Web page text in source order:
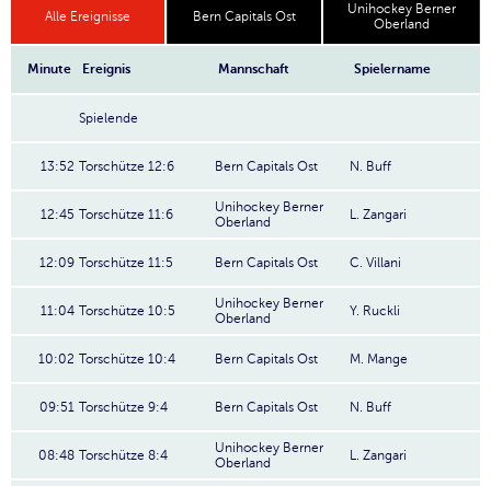
Alle Ereignisse Bern Capitals Ost
Unihockey Berner
Oberland
Minute Ereignis Mannschaft Spielername
Spielende
13:52 Torschütze 12:6 Bern Capitals Ost N. Buff
12:45 Torschütze 11:6
Unihockey Berner
Oberland
L. Zangari
12:09 Torschütze 11:5 Bern Capitals Ost C. Villani
11:04 Torschütze 10:5
Unihockey Berner
Oberland
Y. Ruckli
10:02 Torschütze 10:4 Bern Capitals Ost M. Mange
09:51 Torschütze 9:4 Bern Capitals Ost N. Buff
08:48 Torschütze 8:4
Unihockey Berner
Oberland
L. Zangari